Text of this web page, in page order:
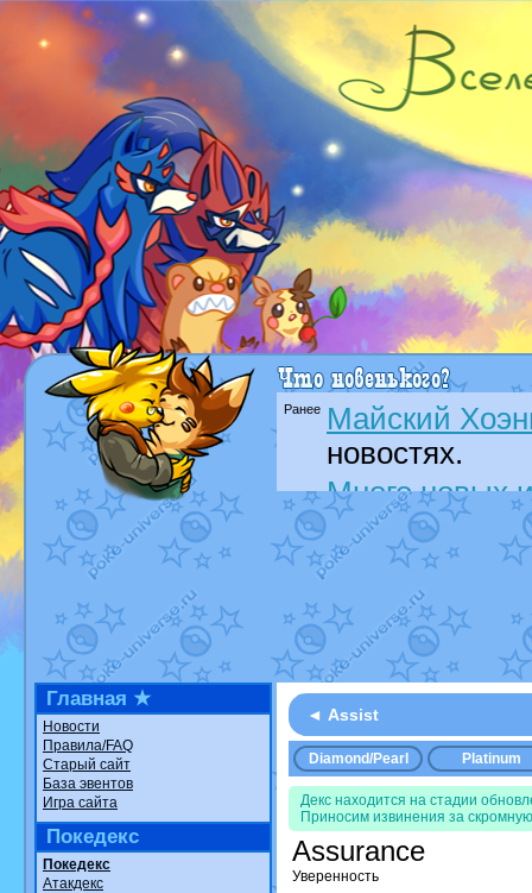
Ранее Майский
новостях.
Много новых
отBestary
в
Ревайвимся
новостях.
Всё, трындец
новостях.
Технические
регистрации
новостях.
доброе утро
фанарте.
Главная ★
Новости
Правила/FAQ
Старый сайт
База эвентов
Игра сайта
Покедекс
Покедекс
Атакдекс
◄ Assist
Diamond/Pearl Platinum
Декс находится на стадии
Приносим извинения за
Assurance
Уверенность